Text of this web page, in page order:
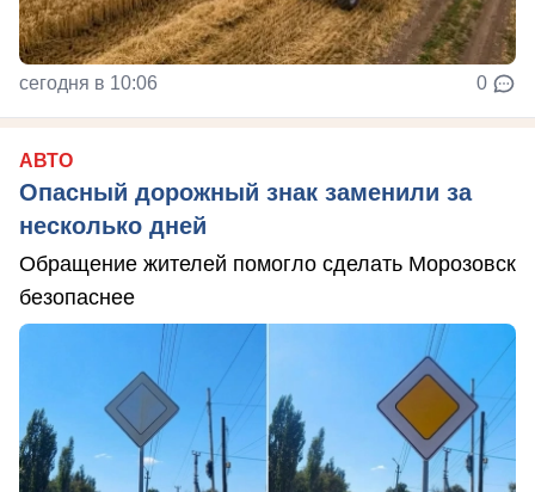
сегодня в 10:06 0
АВТО
Опасный дорожный знак заменили за
несколько дней
Обращение жителей помогло сделать Морозовск
безопаснее